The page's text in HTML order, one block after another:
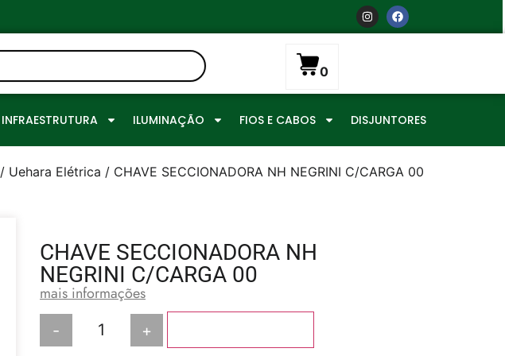
0
INFRAESTRUTURA ILUMINAÇÃO FIOS E CABOS DISJUNTORES
/ Uehara Elétrica / CHAVE SECCIONADORA NH NEGRINI C/CARGA 00
CHAVE SECCIONADORA NH
NEGRINI C/CARGA 00
mais informações
- +